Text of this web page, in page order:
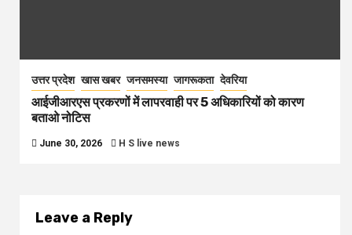
उत्तर प्रदेश खास खबर जनसमस्या जागरूकता देवरिया
आईजीआरएस प्रकरणों में लापरवाही पर 5 अधिकारियों को कारण
बताओ नोटिस
June 30, 2026 H S live news
Leave a Reply